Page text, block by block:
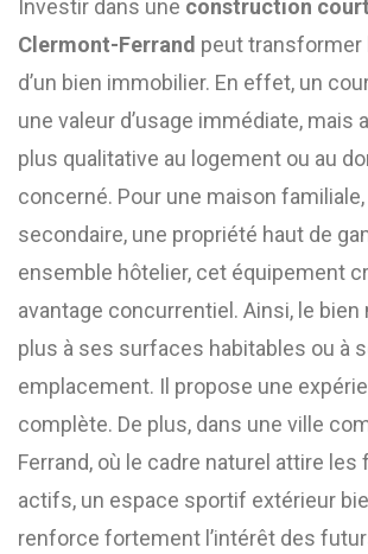
Investir dans une construction
Clermont-Ferrand peut transformer
d’un bien immobilier. En effet, un
une valeur d’usage immédiate, mais
plus qualitative au logement ou au
concerné. Pour une maison
secondaire, une propriété haut de
ensemble hôtelier, cet équipement
avantage concurrentiel. Ainsi, le bien
plus à ses surfaces habitables ou à
emplacement. Il propose une
complète. De plus, dans une ville
Ferrand, où le cadre naturel attire
actifs, un espace sportif extérieur
renforce fortement l’intérêt des